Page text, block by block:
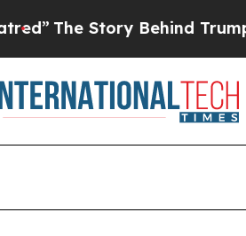
The Story Behind Trump’s